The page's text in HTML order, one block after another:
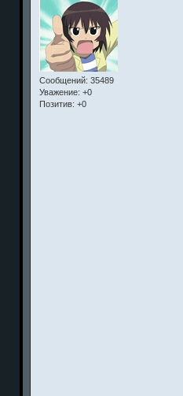
Сообщений: 35489
Уважение: +0
Позитив: +0